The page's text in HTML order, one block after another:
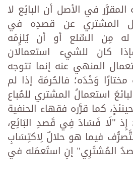
المقرَّر في الأصل أن البائِع لا
المشتري عن قصدِه في
له مِن السِّلع أو أن يُلزِمَه
كان للشيء استعمالان
المنهي عنه إنما تتوجه
وَحْدَه؛ فالحُرمَة إذا لم
استعمالُ المشتري للمُباع
كما قرَّره فقهاء الحنفية
إِذ "لَا فَسَادَ فِي قَصدِ البَائِع،
فيما هو حلالٌ لِاكتِسَابِ
قَصدُ المُشتَرِي" إنِ استَعمَله في